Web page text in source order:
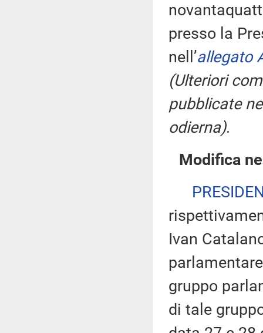
presso la
nell’allegato
(Ulteriori
pubblicate
odierna).
Modifica
Ivan
gruppo
di tale